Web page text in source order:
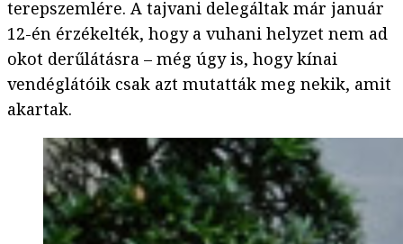
terepszemlére. A tajvani delegáltak már január
12-én érzékelték, hogy a vuhani helyzet nem ad
okot derűlátásra – még úgy is, hogy kínai
vendéglátóik csak azt mutatták meg nekik, amit
akartak.